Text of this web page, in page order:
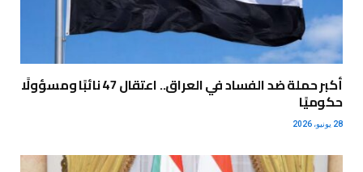
أكبر حملة ضد الفساد في العراق.. اعتقال 47 نائبًا ومسؤولًا
حكوميًا
28 يونيو، 2026